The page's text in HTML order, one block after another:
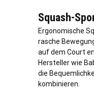
Squash-
Ergonomische
rasche
auf dem Court
Hersteller wie
die
kombinieren.